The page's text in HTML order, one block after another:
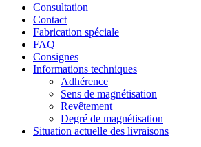
Consultation
Contact
Fabrication spéciale
FAQ
Consignes
Informations techniques
Adhérence
Sens de magnétisation
Revêtement
Degré de magnétisation
Situation actuelle des livraisons